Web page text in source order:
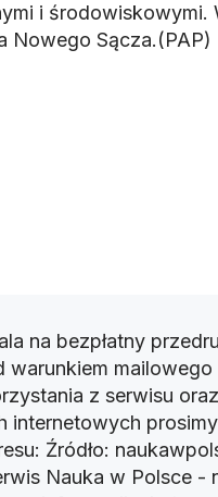
i środowiskowymi.
Nowego Sącza.(PAP)
na bezpłatny
warunkiem
z serwisu
internetowych
Źródło:
Nauka w Polsce